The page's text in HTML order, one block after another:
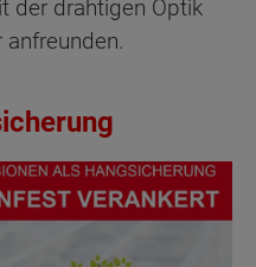
der drahtigen Optik